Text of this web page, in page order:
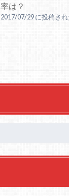
率は？
2017/07/29 に投稿され